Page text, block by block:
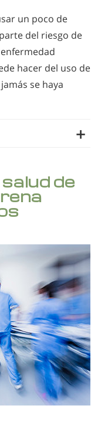
un poco de
del riesgo de
hacer del uso de
se haya
de